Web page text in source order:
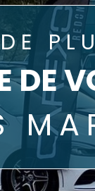
DE